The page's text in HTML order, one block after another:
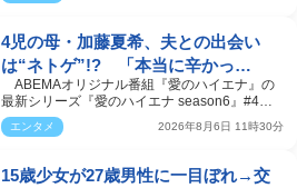
4児の母・加藤夏希、夫との出会い
は“ネトゲ”!? 「本当に辛かっ
た」“極寒プロポーズ”も告白
ABEMAオリジナル番組『愛のハイエナ』の
最新シリーズ『愛のハイエナ season6』#4が4
日、放送された。@@c…
エンタメ 2026年8月6日 11時30分
15歳少女が27歳男性に一目ぼれ→交